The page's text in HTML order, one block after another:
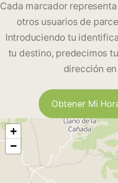
Cada marcador
otros usuarios de
Introduciendo tu
tu destino, predecimos
dirección
Obtener Mi
+
−